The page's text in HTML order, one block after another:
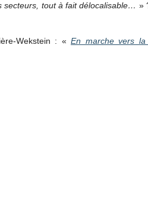
secteurs, tout à fait délocalisable… »
Wekstein : « En marche vers la